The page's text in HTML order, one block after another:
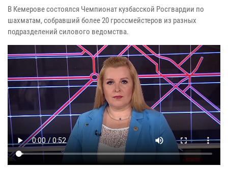
В Кемерове состоялся Чемпионат кузбасской Росгвардии по
шахматам, собравший более 20 гроссмейстеров из разных
подразделений силового ведомства.